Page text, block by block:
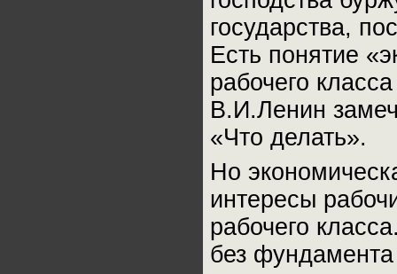
государства,
Есть понятие
рабочего
В.И.Ленин
«Что делать».
Но
интересы
рабочего
без